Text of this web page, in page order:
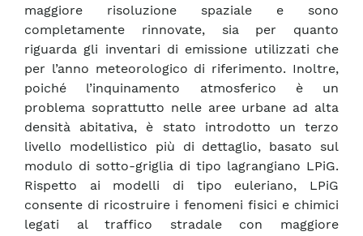
maggiore risoluzione spaziale e sono
completamente rinnovate, sia per quanto
riguarda gli inventari di emissione utilizzati che
per l’anno meteorologico di riferimento. Inoltre,
poiché l’inquinamento atmosferico è un
problema soprattutto nelle aree urbane ad alta
densità abitativa, è stato introdotto un terzo
livello modellistico più di dettaglio, basato sul
modulo di sotto-griglia di tipo lagrangiano LPiG.
Rispetto ai modelli di tipo euleriano, LPiG
consente di ricostruire i fenomeni fisici e chimici
legati al traffico stradale con maggiore